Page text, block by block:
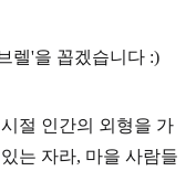
렐'을 꼽겠습니다 :)
절 인간의 외형을 가
는 자라, 마을 사람들